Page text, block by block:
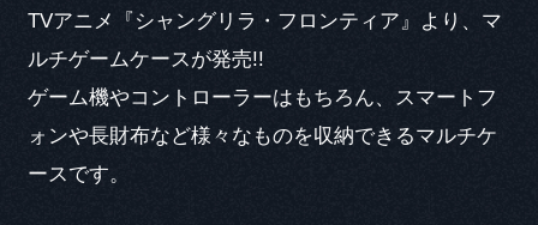
CAST COMMENT
TVアニメ『シャングリラ・フロンティア』より、マ
ルチゲームケースが発売!!
ゲーム機やコントローラーはもちろん、スマートフ
ォンや長財布など様々なものを収納できるマルチケ
ースです。